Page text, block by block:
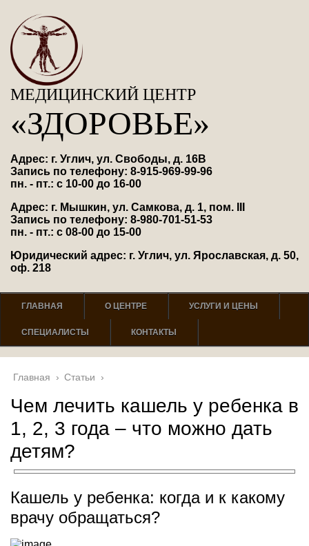
МЕДИЦИНСКИЙ ЦЕНТР
«ЗДОРОВЬЕ»
Адрес: г. Углич, ул. Свободы, д. 16В
Запись по телефону: 8-915-969-99-96
пн. - пт.: с 10-00 до 16-00
Адрес: г. Мышкин, ул. Самкова, д. 1, пом. III
Запись по телефону: 8-980-701-51-53
пн. - пт.: с 08-00 до 15-00
Юридический адрес: г. Углич, ул. Ярославская, д. 50,
оф. 218
ГЛАВНАЯ О ЦЕНТРЕ УСЛУГИ И ЦЕНЫ
СПЕЦИАЛИСТЫ КОНТАКТЫ
Главная › Статьи ›
Чем лечить кашель у ребенка в
1, 2, 3 года – что можно дать
детям?
Кашель у ребенка: когда и к какому
врачу обращаться?